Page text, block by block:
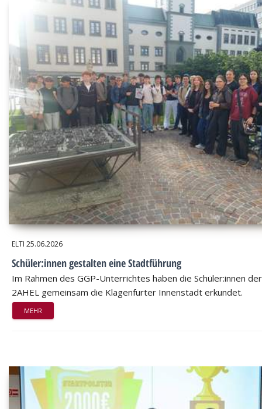
ELTI 25.06.2026
Schüler:innen gestalten eine Stadtführung
Im Rahmen des GGP-Unterrichtes haben die Schüler:innen der
2AHEL gemeinsam die Klagenfurter Innenstadt erkundet.
MEHR